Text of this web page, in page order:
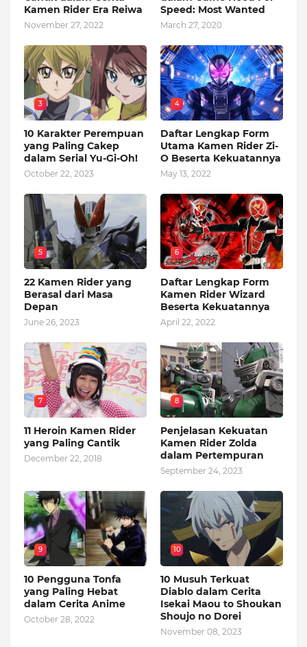
Kamen Rider Era Reiwa
November 27, 2022
Speed: Most Wanted
March 27, 2020
3
10 Karakter Perempuan
yang Paling Cakep
dalam Serial Yu-Gi-Oh!
October 22, 2023
4
Daftar Lengkap Form
Utama Kamen Rider Zi-
O Beserta Kekuatannya
May 13, 2022
5
22 Kamen Rider yang
Berasal dari Masa
Depan
June 26, 2023
6
Daftar Lengkap Form
Kamen Rider Wizard
Beserta Kekuatannya
April 22, 2022
7
11 Heroin Kamen Rider
yang Paling Cantik
December 22, 2018
8
Penjelasan Kekuatan
Kamen Rider Zolda
dalam Pertempuran
September 24, 2023
9
10 Pengguna Tonfa
yang Paling Hebat
dalam Cerita Anime
October 28, 2022
10
10 Musuh Terkuat
Diablo dalam Cerita
Isekai Maou to Shoukan
Shoujo no Dorei
November 08, 2023